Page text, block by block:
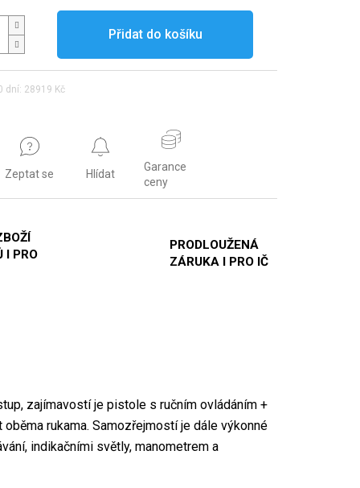
Přidat do košíku
dní: 28919 Kč
Zeptat se Hlídat
Garance
ceny
I PRO
PRODLOUŽENÁ
ZÁRUKA I PRO IČ
zajímavostí je pistole s ručním ovládáním +
rukama. Samozřejmostí je dále výkonné
indikačními světly, manometrem a